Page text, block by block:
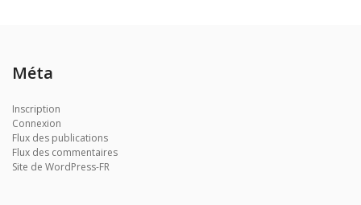
Méta
Inscription
Connexion
Flux des publications
Flux des commentaires
Site de WordPress-FR